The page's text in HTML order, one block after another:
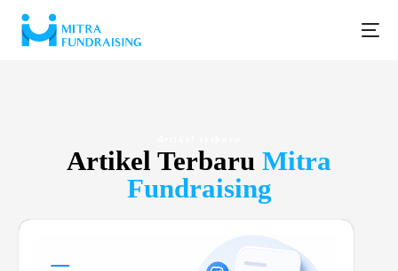
Artikel Terbaru Mitra
Fundraising